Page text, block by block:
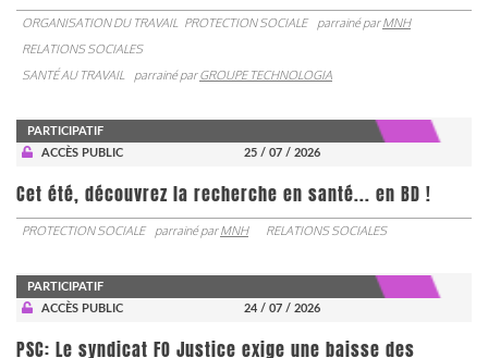
ORGANISATION DU TRAVAIL PROTECTION SOCIALE parrainé parMNH
RELATIONS SOCIALES
SANTÉ AU TRAVAIL
parrainé parGROUPE TECHNOLOGIA
PARTICIPATIF
ACCÈS PUBLIC
25 / 07 / 2026
Cet été, découvrez la recherche en santé... en BD !
PROTECTION SOCIALE parrainé parMNH RELATIONS SOCIALES
PARTICIPATIF
ACCÈS PUBLIC
24 / 07 / 2026
PSC: Le syndicat FO Justice exige une baisse des